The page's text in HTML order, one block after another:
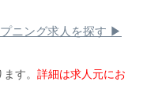
ニング求人を探す ▶
す。 詳細は求人元にお